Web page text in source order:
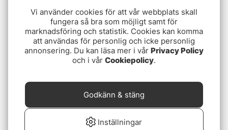
Vi använder cookies för att vår webbplats skall
fungera så bra som möjligt samt för
marknadsföring och statistik. Cookies kan komma
att användas för personlig och icke personlig
annonsering. Du kan läsa mer i vår Privacy Policy
och i vår Cookiepolicy.
Inställningar
Godkänn & stäng